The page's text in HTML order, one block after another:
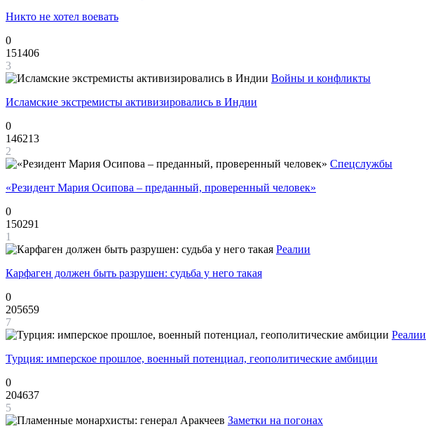
Никто не хотел воевать
0
151406
3
Войны и конфликты
Исламские экстремисты активизировались в Индии
0
146213
2
Спецслужбы
«Резидент Мария Осипова – преданный, проверенный человек»
0
150291
1
Реалии
Карфаген должен быть разрушен: судьба у него такая
0
205659
7
Реалии
Турция: имперское прошлое, военный потенциал, геополитические амбиции
0
204637
5
Заметки на погонах